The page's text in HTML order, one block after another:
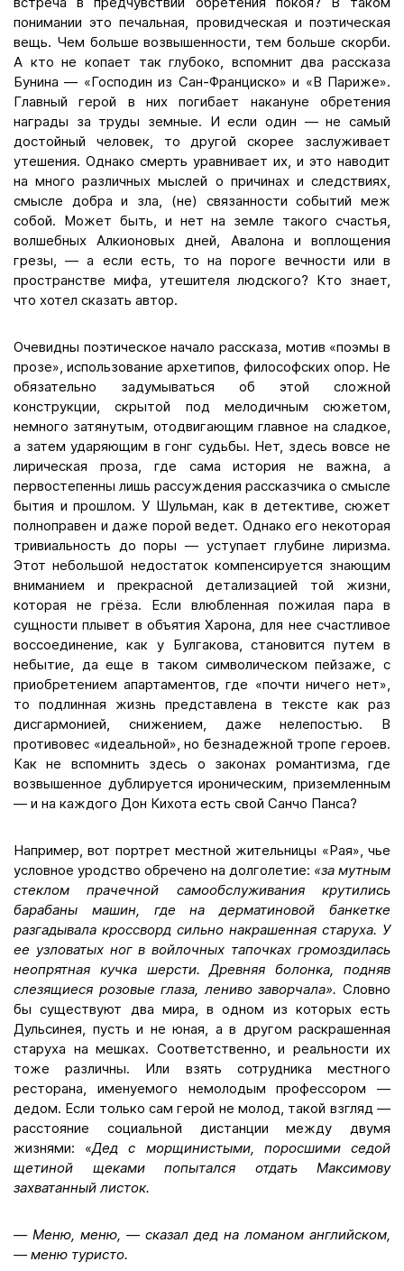
понимании это печальная, провидческая и поэтическая
вещь. Чем больше возвышенности, тем больше скорби.
А кто не копает так глубоко, вспомнит два рассказа
Бунина — «Господин из Сан-Франциско» и «В Париже».
Главный герой в них погибает накануне обретения
награды за труды земные. И если один — не самый
достойный человек, то другой скорее заслуживает
утешения. Однако смерть уравнивает их, и это наводит
на много различных мыслей о причинах и следствиях,
смысле добра и зла, (не) связанности событий меж
собой. Может быть, и нет на земле такого счастья,
волшебных Алкионовых дней, Авалона и воплощения
грезы, — а если есть, то на пороге вечности или в
пространстве мифа, утешителя людского? Кто знает,
что хотел сказать автор.
Очевидны поэтическое начало рассказа, мотив «поэмы в
прозе», использование архетипов, философских опор. Не
обязательно задумываться об этой сложной
конструкции, скрытой под мелодичным сюжетом,
немного затянутым, отодвигающим главное на сладкое,
а затем ударяющим в гонг судьбы. Нет, здесь вовсе не
лирическая проза, где сама история не важна, а
первостепенны лишь рассуждения рассказчика о смысле
бытия и прошлом. У Шульман, как в детективе, сюжет
полноправен и даже порой ведет. Однако его некоторая
тривиальность до поры — уступает глубине лиризма.
Этот небольшой недостаток компенсируется знающим
вниманием и прекрасной детализацией той жизни,
которая не грёза. Если влюбленная пожилая пара в
сущности плывет в объятия Харона, для нее счастливое
воссоединение, как у Булгакова, становится путем в
небытие, да еще в таком символическом пейзаже, с
приобретением апартаментов, где «почти ничего нет»,
то подлинная жизнь представлена в тексте как раз
дисгармонией, снижением, даже нелепостью. В
противовес «идеальной», но безнадежной тропе героев.
Как не вспомнить здесь о законах романтизма, где
возвышенное дублируется ироническим, приземленным
— и на каждого Дон Кихота есть свой Санчо Панса?
Например, вот портрет местной жительницы «Рая», чье
условное уродство обречено на долголетие: «за мутным
стеклом прачечной самообслуживания крутились
барабаны машин, где на дерматиновой банкетке
разгадывала кроссворд сильно накрашенная старуха. У
ее узловатых ног в войлочных тапочках громоздилась
неопрятная кучка шерсти. Древняя болонка, подняв
слезящиеся розовые глаза, лениво заворчала». Словно
бы существуют два мира, в одном из которых есть
Дульсинея, пусть и не юная, а в другом раскрашенная
старуха на мешках. Соответственно, и реальности их
тоже различны. Или взять сотрудника местного
ресторана, именуемого немолодым профессором —
дедом. Если только сам герой не молод, такой взгляд —
расстояние социальной дистанции между двумя
жизнями: «Дед с морщинистыми, поросшими седой
щетиной щеками попытался отдать Максимову
захватанный листок.
— Меню, меню, — сказал дед на ломаном английском,
— меню туристо.